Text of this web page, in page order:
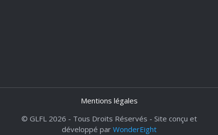
Mentions légales
© GLFL 2026 - Tous Droits Réservés - Site conçu et
développé par WonderEight